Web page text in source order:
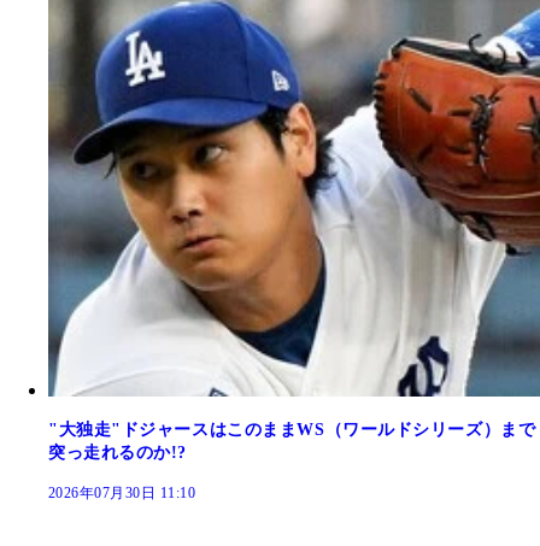
"大独走"ドジャースはこのままWS（ワールドシリーズ）まで
突っ走れるのか!?
2026年07月30日 11:10